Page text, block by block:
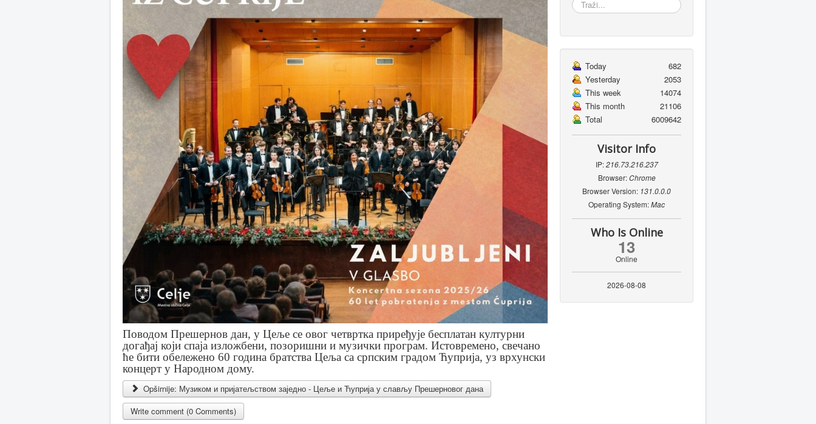
Поводом Прешернов дан, у Цеље се овог четвртка приређује бесплатан културни
догађај који спаја изложбени, позоришни и музички програм. Истовремено, свечано
ће бити обележено 60 година братства Цеља са српским градом Ћуприја, уз врхунски
концерт у Народном дому.
Opširnije: Музиком и пријатељством заједно - Цеље и Ћуприја у слављу Прешерновог дана
Write comment (0 Comments)
Today
682
Yesterday
2053
This week
14074
This month
21106
Total
6009642
Visitor Info
IP:216.73.216.237
Browser:Chrome
Browser Version: 131.0.0.0
Operating System:Mac
Who Is Online
13
Online
2026-08-08